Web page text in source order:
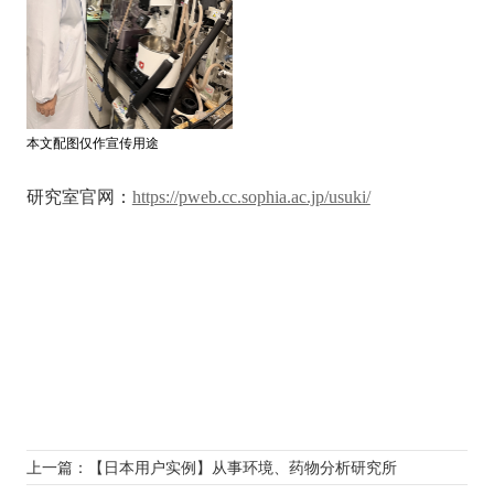
本文配图仅作宣传用途
研究室官网： https://pweb.cc.sophia.ac.jp/usuki/
上一篇：【日本用户实例】从事环境、药物分析研究所